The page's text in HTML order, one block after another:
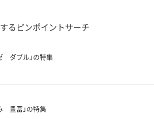
するピンポイントサーチ
ダブル」の特集
豊富」の特集